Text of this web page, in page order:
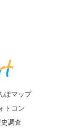
ぽマップ
トコン
調査